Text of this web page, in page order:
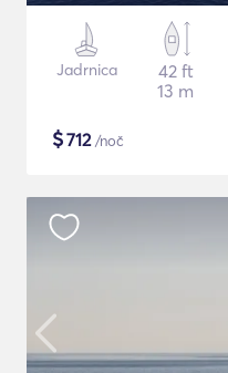
Jadrnica
42 ft
13 m
$712/noč